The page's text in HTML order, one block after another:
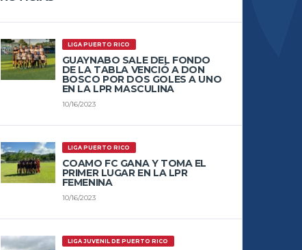
LIGA PUERTO RICO
GUAYNABO SALE DEL FONDO
DE LA TABLA VENCIÓ A DON
BOSCO POR DOS GOLES A UNO
EN LA LPR MASCULINA
10/16/2023
LIGA PUERTO RICO
COAMO FC GANA Y TOMA EL
PRIMER LUGAR EN LA LPR
FEMENINA
10/16/2023
LIGA JUVENIL DE PUERTO RICO